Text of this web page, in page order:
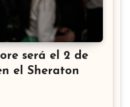
será el 2 de
el Sheraton